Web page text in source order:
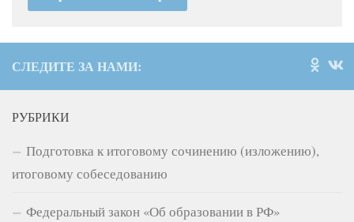
СЛЕДИТЕ ЗА НАМИ:
РУБРИКИ
Подготовка к итоговому сочинению (изложению),
итоговому собеседованию
Федеральный закон «Об образовании в РФ»